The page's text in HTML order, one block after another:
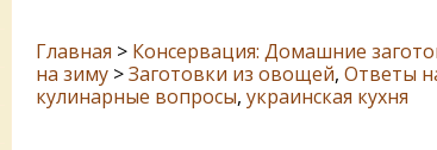
Главная > Консервация: Домашние
на зиму>Заготовки из овощей, Ответы
кулинарные вопросы, украинская кухня